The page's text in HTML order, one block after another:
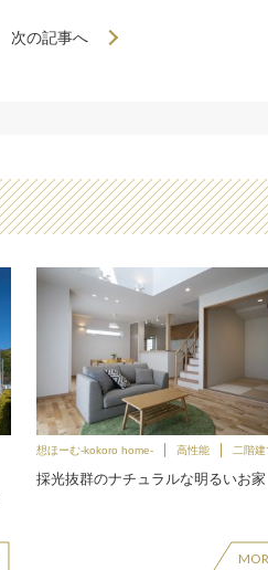
次の記事へ
想ほーむ-kokoro home- 高性能 二階建
採光抜群のナチュラルな明るいお家